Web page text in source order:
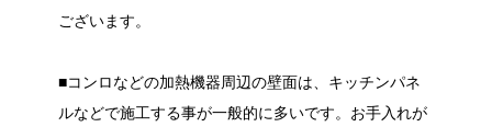
ございます。
■コンロなどの加熱機器周辺の壁面は、キッチンパネ
ルなどで施工する事が一般的に多いです。お手入れが